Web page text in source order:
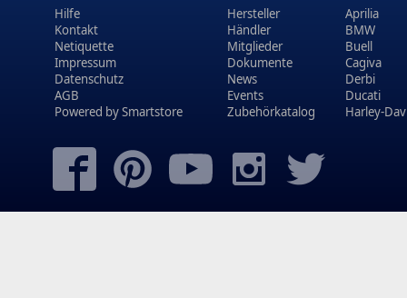
Hilfe
Kontakt
Netiquette
Impressum
Datenschutz
AGB
Powered bySmartstore
Hersteller
Händler
Mitglieder
Dokumente
News
Events
Zubehörkatalog
Aprilia
BMW
Buell
Cagiva
Derbi
Ducati
Harley-